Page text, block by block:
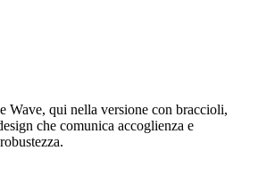
Wave, qui nella versione con braccioli,
che comunica accoglienza e